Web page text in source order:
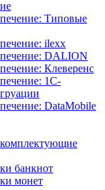
Типовые
ilexx
DALION
Клеверенс
1С-
DataMobile
банкнот
монет